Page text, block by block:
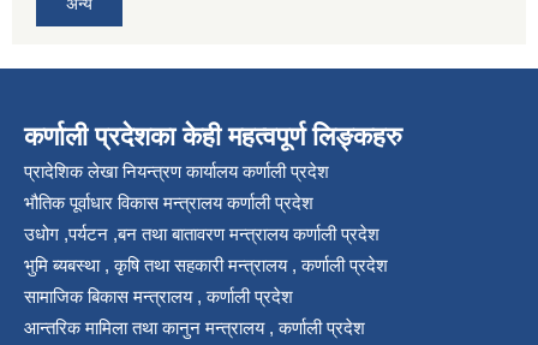
अन्य
कर्णाली प्रदेशका केही महत्वपूर्ण लिङ्कहरु
प्रादेशिक लेखा नियन्त्रण कार्यालय कर्णाली प्रदेश
भौतिक पूर्वाधार विकास मन्त्रालय कर्णाली प्रदेश
उधोग ,पर्यटन ,बन तथा बातावरण मन्त्रालय कर्णाली प्रदेश
भुमि ब्यबस्था , कृषि तथा सहकारी मन्त्रालय , कर्णाली प्रदेश
सामाजिक बिकास मन्त्रालय , कर्णाली प्रदेश
आन्तरिक मामिला तथा कानुन मन्त्रालय , कर्णाली प्रदेश